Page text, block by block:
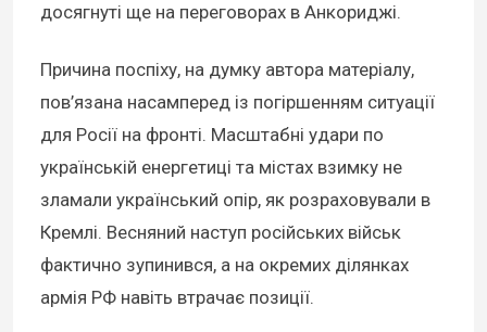
досягнуті ще на переговорах в Анкориджі.
Причина поспіху, на думку автора матеріалу,
пов’язана насамперед із погіршенням ситуації
для Росії на фронті. Масштабні удари по
українській енергетиці та містах взимку не
зламали український опір, як розраховували в
Кремлі. Весняний наступ російських військ
фактично зупинився, а на окремих ділянках
армія РФ навіть втрачає позиції.